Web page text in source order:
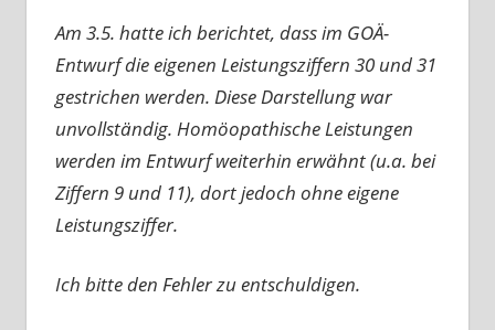
Am 3.5. hatte ich berichtet, dass im GOÄ-
Entwurf die eigenen Leistungsziffern 30 und 31
gestrichen werden. Diese Darstellung war
unvollständig. Homöopathische Leistungen
werden im Entwurf weiterhin erwähnt (u.a. bei
Ziffern 9 und 11), dort jedoch ohne eigene
Leistungsziffer.
Ich bitte den Fehler zu entschuldigen.